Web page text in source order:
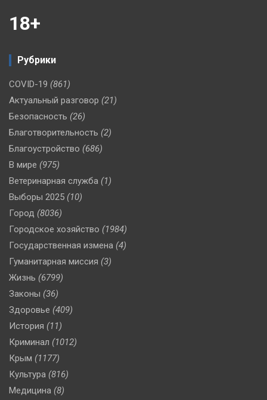
18+
Рубрики
COVID-19 (861)
Актуальный разговор (21)
Безопасность (26)
Благотворительность (2)
Благоустройство (686)
В мире (975)
Ветеринарная служба (1)
Выборы 2025 (10)
Город (8036)
Городское хозяйство (1984)
Государственная измена (4)
Гуманитарная миссия (3)
Жизнь (6799)
Законы (36)
Здоровье (409)
История (11)
Криминал (1012)
Крым (1177)
Культура (816)
Медицина (8)